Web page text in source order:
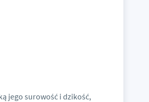
jego surowość i dzikość,